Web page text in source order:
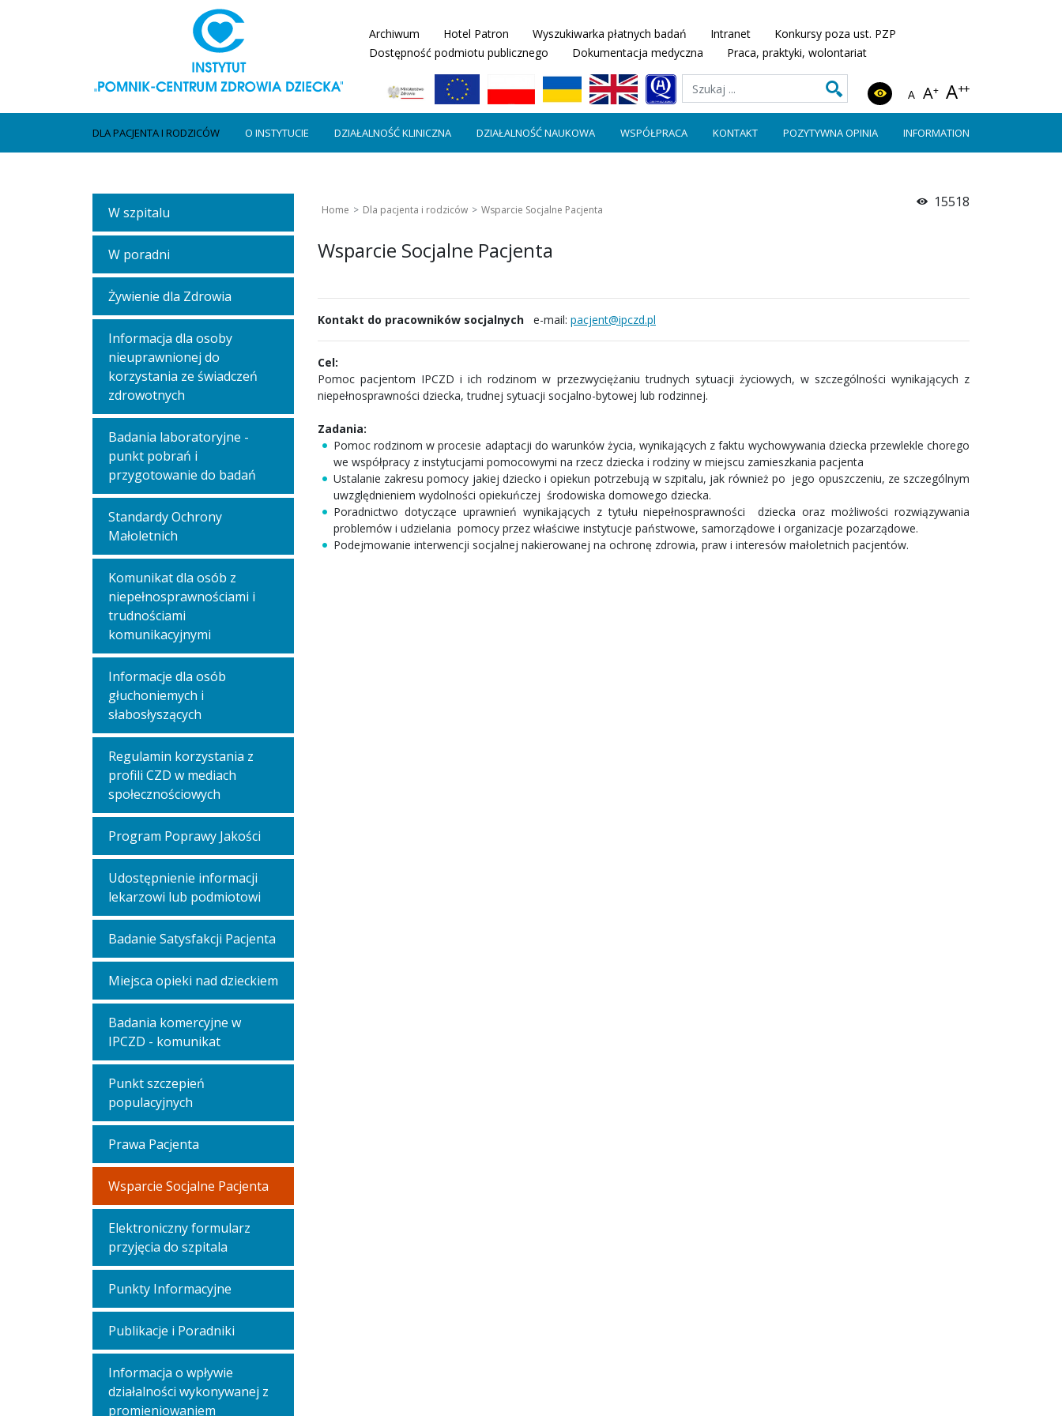
Archiwum Hotel Patron Wyszukiwarka płatnych badań Intranet
Konkursy poza ust. PZP
Dostępność podmiotu publicznego
Dokumentacja medyczna Praca, praktyki, wolontariat
A A+ A++
DLA PACJENTA I RODZICÓW O INSTYTUCIE DZIAŁALNOŚĆ KLINICZNA DZIAŁALNOŚĆ NAUKOWA WSPÓŁPRACA KONTAKT POZYTYWNA OPINIA INFORMATION
W szpitalu
W poradni
Żywienie dla Zdrowia
Informacja dla osoby
nieuprawnionej do
korzystania ze świadczeń
zdrowotnych
Badania laboratoryjne -
punkt pobrań i
przygotowanie do badań
Standardy Ochrony
Małoletnich
Komunikat dla osób z
niepełnosprawnościami i
trudnościami
komunikacyjnymi
Informacje dla osób
głuchoniemych i
słabosłyszących
Regulamin korzystania z
profili CZD w mediach
społecznościowych
Program Poprawy Jakości
Udostępnienie informacji
lekarzowi lub podmiotowi
Badanie Satysfakcji Pacjenta
Miejsca opieki nad dzieckiem
Badania komercyjne w
IPCZD - komunikat
Punkt szczepień
populacyjnych
Prawa Pacjenta
Wsparcie Socjalne Pacjenta
Elektroniczny formularz
przyjęcia do szpitala
Punkty Informacyjne
Publikacje i Poradniki
Informacja o wpływie
działalności wykonywanej z
promieniowaniem
Home Dla pacjenta i rodziców Wsparcie Socjalne Pacjenta 15518
Wsparcie Socjalne Pacjenta
Kontakt do pracowników socjalnych e-mail: pacjent@ipczd.pl
Cel:
Pomoc pacjentom IPCZD i ich rodzinom w przezwyciężaniu trudnych sytuacji życiowych, w szczególności wynikających z
niepełnosprawności dziecka, trudnej sytuacji socjalno-bytowej lub rodzinnej.
Zadania:
Pomoc rodzinom w procesie adaptacji do warunków życia, wynikających z faktu wychowywania dziecka przewlekle chorego
we współpracy z instytucjami pomocowymi na rzecz dziecka i rodziny w miejscu zamieszkania pacjenta
Ustalanie zakresu pomocy jakiej dziecko i opiekun potrzebują w szpitalu, jak również po jego opuszczeniu, ze szczególnym
uwzględnieniem wydolności opiekuńczej środowiska domowego dziecka.
Poradnictwo dotyczące uprawnień wynikających z tytułu niepełnosprawności dziecka oraz możliwości rozwiązywania
problemów i udzielania pomocy przez właściwe instytucje państwowe, samorządowe i organizacje pozarządowe.
Podejmowanie interwencji socjalnej nakierowanej na ochronę zdrowia, praw i interesów małoletnich pacjentów.